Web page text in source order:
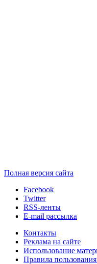
Полная версия сайта
Facebook
Twitter
RSS-ленты
E-mail рассылка
Контакты
Реклама на сайте
Использование
Правила